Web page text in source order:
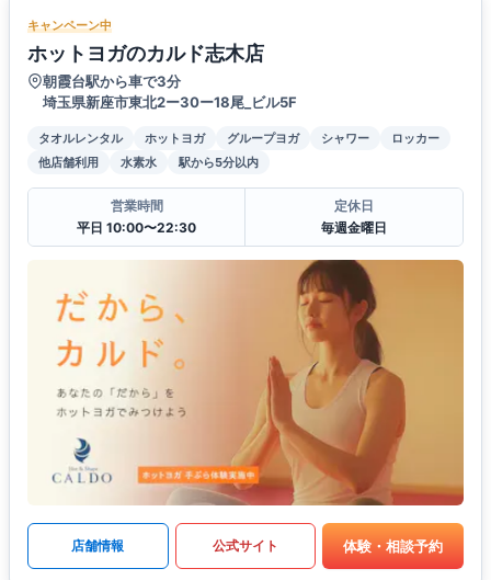
キャンペーン中
ホットヨガのカルド志木店
朝霞台駅から車で3分
埼玉県新座市東北2ー30ー18尾_ビル5F
タオルレンタル ホットヨガ グループヨガ シャワー
ロッカー
他店舗利用
水素水 駅から5分以内
営業時間
平日 10:00〜22:30
定休日
毎週金曜日
店舗情報 公式サイト 体験・相談予約